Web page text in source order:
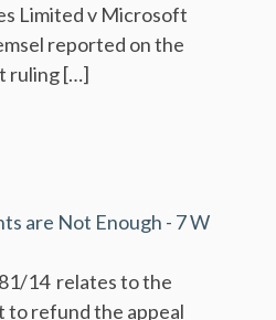
Limited v Microsoft
reported on the
ruling […]
are Not Enough - 7 W
14 relates to the
to refund the appeal